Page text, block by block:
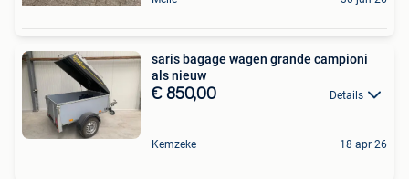
saris bagage wagen grande campioni
als nieuw
€ 850,00 Details
Kemzeke 18 apr 26